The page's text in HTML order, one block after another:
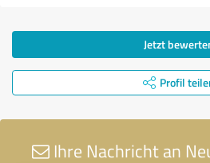
Jetzt
Profil
Ihre Nachricht an